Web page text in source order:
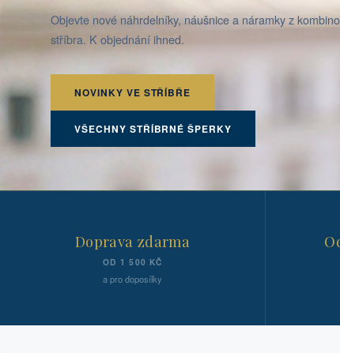
Objevte nové náhrdelníky, náušnice a náramky z
stříbra. K objednání ihned.
NOVINKY VE STŘÍBŘE
VŠECHNY STŘÍBRNÉ ŠPERKY
Doprava zdarma
OD 1 500 KČ
a pro doposílky